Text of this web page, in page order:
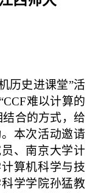
历史进课堂”活
难以计算的
合的方式，给
本次活动邀请
、南京大学计
算机科学与技
学学院孙猛教